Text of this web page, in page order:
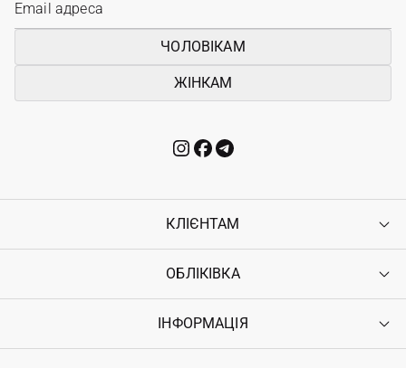
ЧОЛОВІКАМ
ЖІНКАМ
КЛІЄНТАМ
Контакти
Повернення
Гарантія
ОБЛІКІВКА
Увійти
ІНФОРМАЦІЯ